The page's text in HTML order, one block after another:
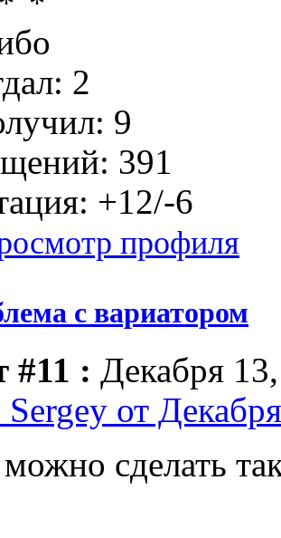
2
9
391
+12/-6
с вариатором
#11 : Декабря
Sergey от
можно сделать